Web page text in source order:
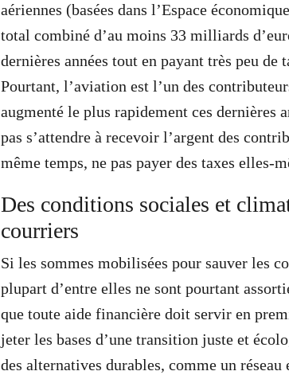
aériennes (basées dans l’Espace
total combiné d’au moins 33 milliards
dernières années tout en payant très peu
Pourtant, l’aviation est l’un des
augmenté le plus rapidement ces dernières
pas s’attendre à recevoir l’argent des
même temps, ne pas payer des taxes elles-
Des conditions sociales et
courriers
Si les sommes mobilisées pour sauver les
plupart d’entre elles ne sont pourtant
que toute aide financière doit servir en
jeter les bases d’une transition juste et
des alternatives durables, comme un